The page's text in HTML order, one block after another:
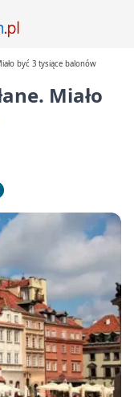
być 3 tysiące balonów
Miało